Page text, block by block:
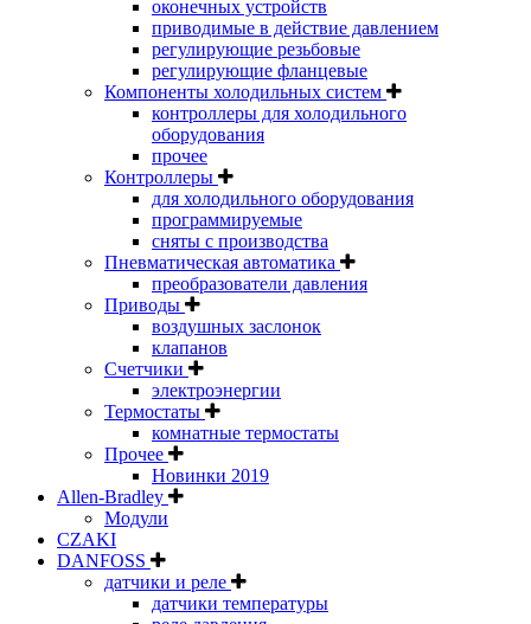
оконечных устройств
приводимые в действие давлением
регулирующие резьбовые
регулирующие фланцевые
Компоненты холодильных систем
контроллеры для холодильного
оборудования
прочее
Контроллеры
для холодильного оборудования
программируемые
сняты с производства
Пневматическая автоматика
преобразователи давления
Приводы
воздушных заслонок
клапанов
Счетчики
электроэнергии
Термостаты
комнатные термостаты
Прочее
Новинки 2019
Allen-Bradley
Модули
CZAKI
DANFOSS
датчики и реле
датчики температуры